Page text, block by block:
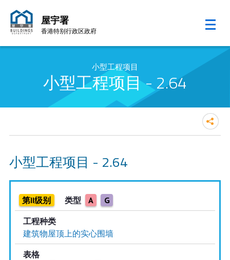
屋宇署
香港特别行政区政府
小型工程项目
小型工程项目 - 2.64
小型工程项目 - 2.64
第II级别 类型 A G
工程种类
建筑物屋顶上的实心围墙
表格